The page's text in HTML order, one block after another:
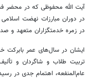
آیت الله محفوظی که در محضر
در دوران مبارزات نهضت
در زمره خدمتگزاران متعهد و
ایشان در سال‌های عمر بابرکت
تربیت طلاب و شاگردان و
عام‌المنفعه، اهتمام جدی در